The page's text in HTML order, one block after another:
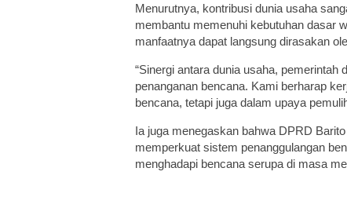
Menurutnya, kontribusi dunia usaha
membantu memenuhi kebutuhan dasar
manfaatnya dapat langsung dirasakan
“Sinergi antara dunia usaha,
penanganan bencana. Kami berharap
bencana, tetapi juga dalam upaya
Ia juga menegaskan bahwa DPRD
memperkuat sistem penanggulangan
menghadapi bencana serupa di masa